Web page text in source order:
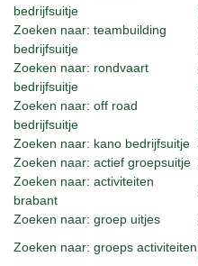
bedrijfsuitje
Zoeken naar: teambuilding
bedrijfsuitje
Zoeken naar: rondvaart
bedrijfsuitje
Zoeken naar: off road
bedrijfsuitje
Zoeken naar: kano bedrijfsuitje
Zoeken naar: actief groepsuitje
Zoeken naar: activiteiten
brabant
Zoeken naar: groep uitjes
Zoeken naar: groeps activiteiten